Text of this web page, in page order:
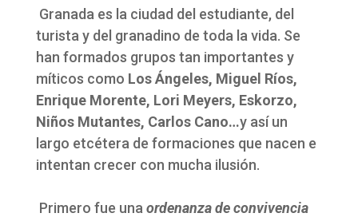
Granada es la ciudad del estudiante, del
turista y del granadino de toda la vida. Se
han formados grupos tan importantes y
míticos como Los Ángeles, Miguel Ríos,
Enrique Morente, Lori Meyers, Eskorzo,
Niños Mutantes, Carlos Cano…y así un
largo etcétera de formaciones que nacen e
intentan crecer con mucha ilusión.
Primero fue una ordenanza de convivencia